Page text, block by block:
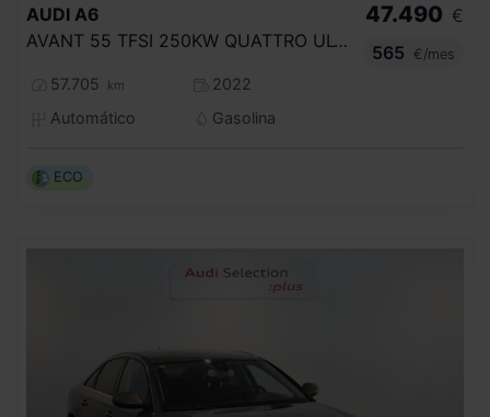
AUDI A6
AVANT 55 TFSI 250KW QUATTRO ULTRA S TR.
57.705 km
2022
Automático
Gasolina
47.490 €
565
€/mes
ECO